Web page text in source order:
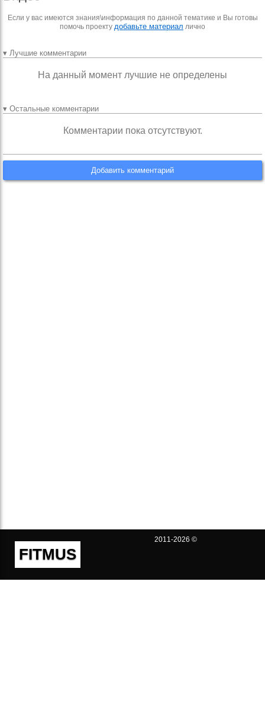
Если у вас имеются знания\информация по данной тематике и Вы готовы
помочь проекту добавьте материал лично
▾ Лучшие комментарии
На данный момент лучшие не определены
▾ Остальные комментарии
Комментарии пока отсутствуют.
Добавить комментарий
FITMUS
2011-2026 ©